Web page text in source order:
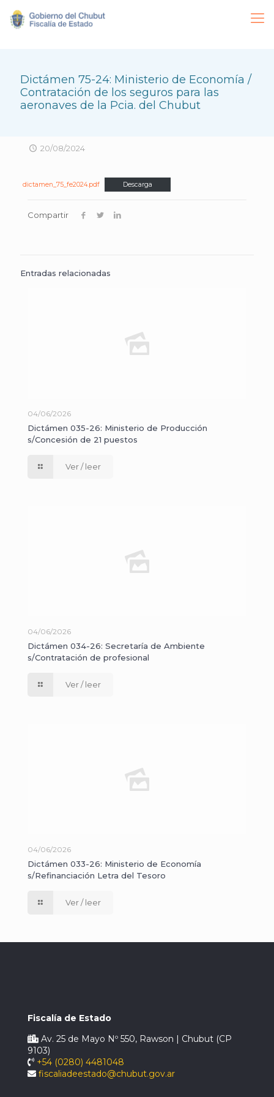
Dictámen 75-24: Ministerio de Economía /
Contratación de los seguros para las
aeronaves de la Pcia. del Chubut
20/08/2024
dictamen_75_fe2024.pdf Descarga
Compartir
Entradas relacionadas
04/06/2026
Dictámen 035-26: Ministerio de Producción
s/Concesión de 21 puestos
Ver / leer
04/06/2026
Dictámen 034-26: Secretaría de Ambiente
s/Contratación de profesional
Ver / leer
04/06/2026
Dictámen 033-26: Ministerio de Economía
s/Refinanciación Letra del Tesoro
Ver / leer
Fiscalía de Estado
Av. 25 de Mayo Nº 550, Rawson | Chubut (CP
9103)
+54 (0280) 4481048
fiscaliadeestado@chubut.gov.ar